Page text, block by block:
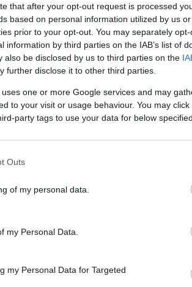
that after your opt-out request is processed
based on personal information utilized by us
prior to your opt-out. You may separately
information by third parties on the IAB’s list of
also be disclosed by us to third parties on the
further disclose it to other third parties.
one or more Google services and may
to your visit or usage behaviour. You may
party tags to use your data for below
Outs
of my personal data.
my Personal Data.
my Personal Data for Targeted
τη γειτονική χώρα για το
κυβέρνηση στο πλαίσιο
ο Έλληνας
επίσης ότι η Αθήνα
όλα τα πιθανά σενάρια…
πηγές αναφέρουν ότι η
Άγκυρα τις ανησυχίες της
οι ίδιες πηγές η
χαρακτηρίζεται από το
καμία ουσιαστική
δεν μπορεί κανείς να έχει